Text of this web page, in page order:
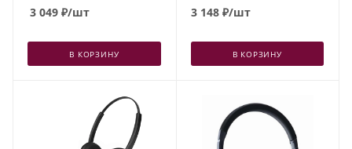
3 049 ₽/шт
В КОРЗИНУ
3 148₽/шт
В КОРЗИНУ